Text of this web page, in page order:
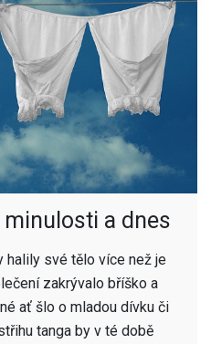
a dnes
své tělo více než je
zakrývalo bříško a
ať šlo o mladou dívku či
tanga by v té době